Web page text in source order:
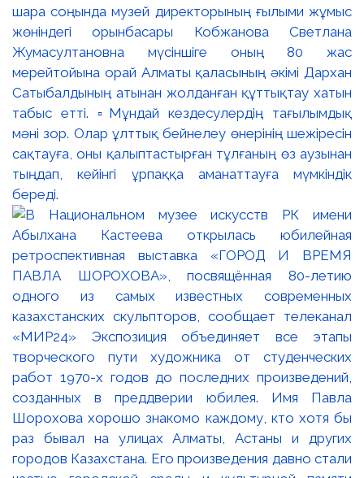
шара соңында музей директорының ғылыми жұмыс
жөніндегі орынбасары Кобжанова Светлана
Жумасултановна мүсіншіге оның 80 жас
мерейтойына орай Алматы қаласының әкімі Дархан
Сатыбалдының атынан жолданған құттықтау хатын
табыс етті. ▫️Мұндай кездесулердің тағылымдық
мәні зор. Олар ұлттық бейнелеу өнерінің шежіресін
сақтауға, оны қалыптастырған тұлғаның өз аузынан
тыңдап, кейінгі ұрпаққа аманаттауға мүмкіндік
береді.